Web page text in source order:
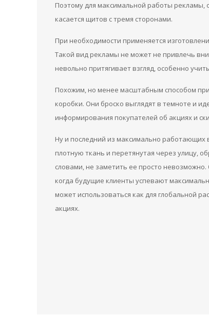
Поэтому для максимальной работы
касается щитов с тремя сторонами.
При необходимости применяется
Такой вид рекламы не может не привлечь
невольно притягивает взгляд, особенно
Похожим, но менее масштабным способом
коробки. Они броско выглядят в темноте и
информирования покупателей об акциях и
Ну и последний из максимально работающих
плотную ткань и перетянутая через улицу,
словами, не заметить ее просто
когда будущие клиенты успевают
может использоваться как для глобальной
акциях.